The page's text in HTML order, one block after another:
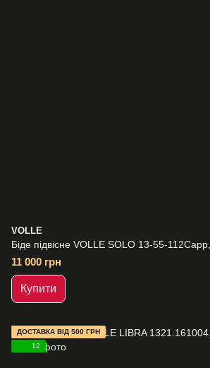
VOLLE
Біде підвісне VOLLE SOLO 13-55-
11 000 грн
Купити
ДОСТАВКА ВІД 500 ГРН
12